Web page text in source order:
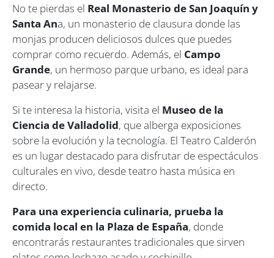
No te pierdas el Real Monasterio de San Joaquín y
Santa Ana, un monasterio de clausura donde las
monjas producen deliciosos dulces que puedes
comprar como recuerdo. Además, el Campo
Grande, un hermoso parque urbano, es ideal para
pasear y relajarse.
Si te interesa la historia, visita el Museo de la
Ciencia de Valladolid, que alberga exposiciones
sobre la evolución y la tecnología. El Teatro Calderón
es un lugar destacado para disfrutar de espectáculos
culturales en vivo, desde teatro hasta música en
directo.
Para una experiencia culinaria, prueba la
comida local en la Plaza de España, donde
encontrarás restaurantes tradicionales que sirven